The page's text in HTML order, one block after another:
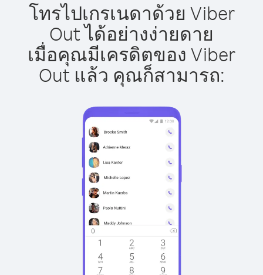
โทรไปเกรเนดาด้วย Viber
Out ได้อย่างง่ายดาย
เมื่อคุณมีเครดิตของ Viber
Out แล้ว คุณก็สามารถ: